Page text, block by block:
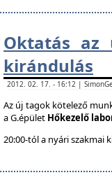
Oktatás az
kirándulás
2012. 02. 17. - 16:12 |
Az új tagok kötelező
a G.épület Hőkezelő
20:00-tól a nyári szakmai